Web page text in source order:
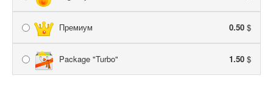
Премиум 0.50 $
Package "Turbo" 1.50 $